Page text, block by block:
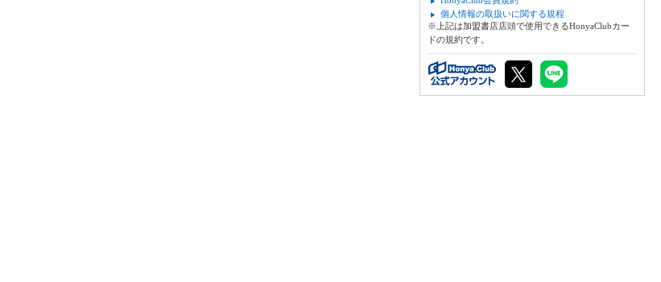
個人情報の取扱いに関する規程
※上記は加盟書店店頭で使用できるHonyaClubカー
ドの規約です。